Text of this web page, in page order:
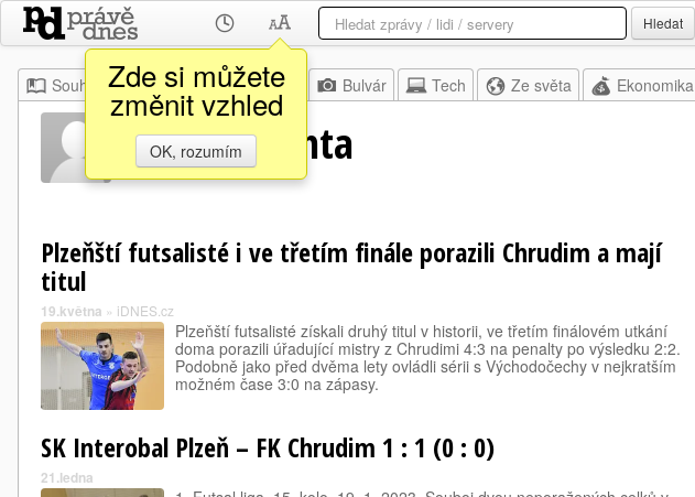
Zde si můžete
změnit vzhled
OK, rozumím
Hledat
Souhrn Moje Z domova Bulvár Tech Ze světa Ekonomika
Tomáš Buchta
Plzeňští futsalisté i ve třetím finále porazili Chrudim a mají
titul
19.května » iDNES.cz
Plzeňští futsalisté získali druhý titul v historii, ve třetím finálovém utkání
doma porazili úřadující mistry z Chrudimi 4:3 na penalty po výsledku 2:2.
Podobně jako před dvěma lety ovládli sérii s Východočechy v nejkratším
možném čase 3:0 na zápasy.
SK Interobal Plzeň – FK Chrudim 1 : 1 (0 : 0)
21.ledna